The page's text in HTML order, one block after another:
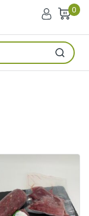
0
Suchen